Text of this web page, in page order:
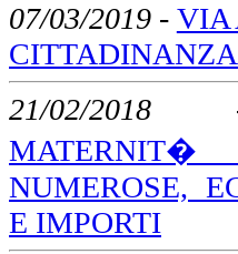
07/03/2019 - VIA
CITTADINANZA
21/02/2018
NUMEROSE,
E IMPORTI